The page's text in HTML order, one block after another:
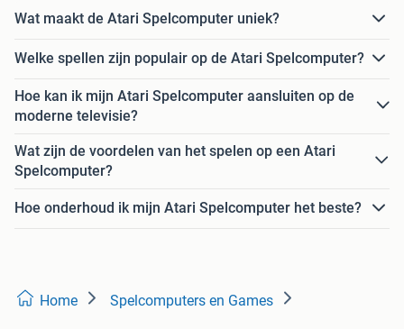
Wat maakt de Atari Spelcomputer uniek?
Welke spellen zijn populair op de Atari Spelcomputer?
Hoe kan ik mijn Atari Spelcomputer aansluiten op de
moderne televisie?
Wat zijn de voordelen van het spelen op een Atari
Spelcomputer?
Hoe onderhoud ik mijn Atari Spelcomputer het beste?
Home Spelcomputers en Games